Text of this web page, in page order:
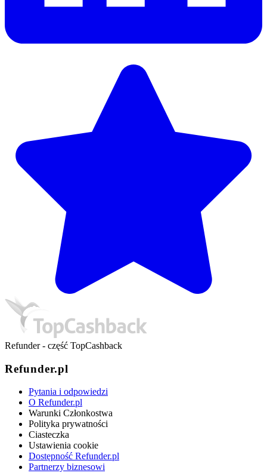
Refunder - część TopCashback
Refunder.pl
Pytania i odpowiedzi
O Refunder.pl
Warunki Członkostwa
Polityka prywatności
Ciasteczka
Ustawienia cookie
Dostępność Refunder.pl
Partnerzy biznesowi